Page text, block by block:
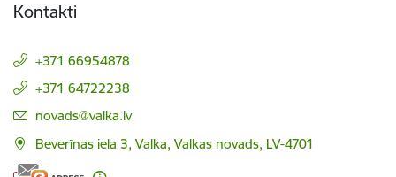
Kontakti
+371 66954878
+371 64722238
E-pasts:
novads@valka.lv
Beverīnas iela 3, Valka, Valkas novads, LV-4701